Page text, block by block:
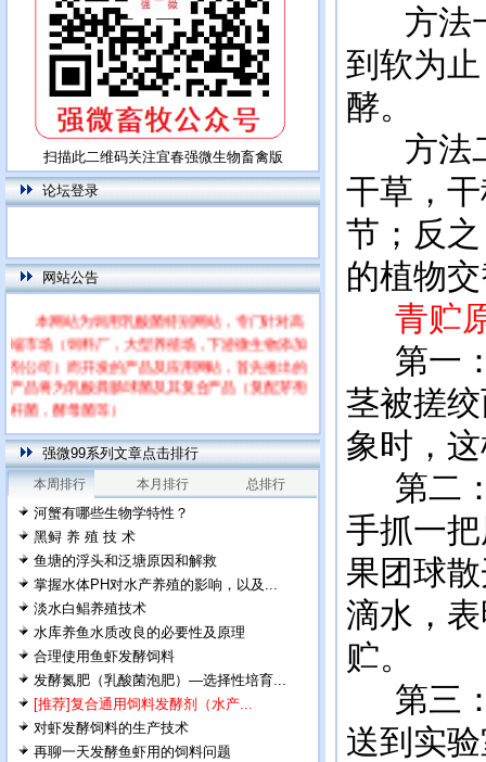
扫描此二维码关注宜春强微生物畜禽版
论坛登录
网站公告
本网站为饲用乳酸菌特别网站，专门针对高
端市场（饲料厂，大型养殖场，下游微生物添加
剂公司）而开发的产品及应用网站，首先推出的
产品将为乳酸粪肠球菌及其复合产品（复配芽孢
杆菌，酵母菌等）
每篇文章下面的网友评论只显示5条，要想看
全部评论，请点击网友评论框右上角的“更多”
强微99系列文章点击排行
本周排行 本月排行 总排行
河蟹有哪些生物学特性？
黑鲟 养 殖 技 术
鱼塘的浮头和泛塘原因和解救
掌握水体PH对水产养殖的影响，以及...
淡水白鲳养殖技术
水库养鱼水质改良的必要性及原理
合理使用鱼虾发酵饲料
发酵氮肥（乳酸菌泡肥）—选择性培育...
[推荐]复合通用饲料发酵剂（水产...
对虾发酵饲料的生产技术
再聊一天发酵鱼虾用的饲料问题
方法一
到软为
酵。
方法二
干草，
节；反
的植物
青贮
第一：
茎被搓
象时，
第二：
手抓一
果团球
滴水，
贮。
第三：
送到实